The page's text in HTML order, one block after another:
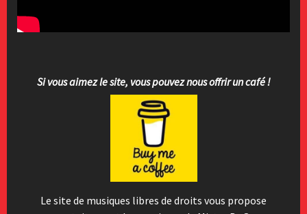
Si vous aimez le site, vous pouvez nous offrir un café !
Le site de musiques libres de droits vous propose